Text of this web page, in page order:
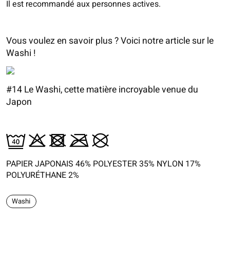
Il est recommandé aux personnes actives.
Vous voulez en savoir plus ? Voici notre article sur le
Washi !
#14 Le Washi, cette matière incroyable venue du
Japon
PAPIER JAPONAIS 46% POLYESTER 35% NYLON 17%
POLYURÉTHANE 2%
Washi